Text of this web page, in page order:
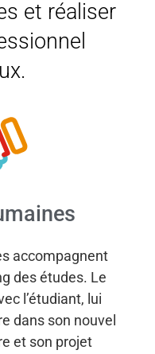
et réaliser
accompagnent
des études. Le
l’étudiant, lui
dans son nouvel
et son projet